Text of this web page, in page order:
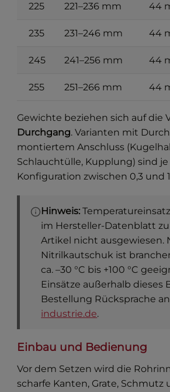
225 221–236 mm 44
235 231–246 mm 44
245 241–256 mm 44
255 251–266 mm 44
Gewichte beziehen sich auf die
Durchgang. Varianten mit
montiertem Anschluss
Schlauchtülle, Kupplung) sind je
Konfiguration zwischen 0,3 und
Hinweis:
im Hersteller-Datenblatt
Artikel nicht ausgewiesen.
Nitrilkautschuk ist
ca. –30 °C bis +100 °C
Einsätze außerhalb dieses
Bestellung Rücksprache an
industrie.de.
Einbau und Bedienung
Vor dem Setzen wird die
scharfe Kanten, Grate, Schmutz